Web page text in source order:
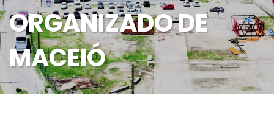
ORGANIZADO DE
MACEIÓ